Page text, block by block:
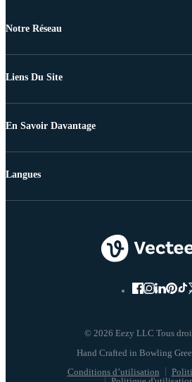
Notre Réseau
Liens Du Site
En Savoir Davantage
© 2026 Eezy LLC Tous
Conditions d’utilisation
Langues